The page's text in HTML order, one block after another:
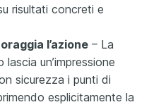
risultati concreti e
l’azione – La
un’impressione
sicurezza i punti di
esplicitamente la